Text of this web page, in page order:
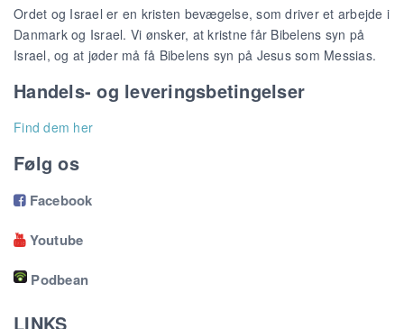
Ordet og Israel er en kristen bevægelse, som driver et arbejde i
Danmark og Israel. Vi ønsker, at kristne får Bibelens syn på
Israel, og at jøder må få Bibelens syn på Jesus som Messias.
Handels- og leveringsbetingelser
Find dem her
Følg os
Facebook
Youtube
Podbean
LINKS